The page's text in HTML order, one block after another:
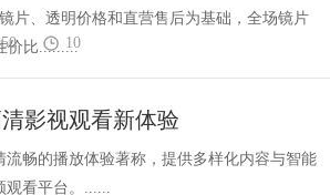
片、透明价格和直营售后为基础，全场镜片
价比.........
10
影视观看新体验
畅的播放体验著称，提供多样化内容与智能
观看平台。......